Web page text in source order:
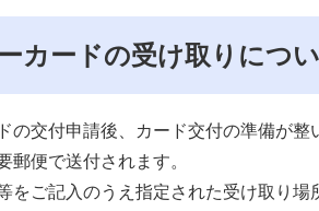
カードの受け取りにつ
の交付申請後、カード交付の準備が整
郵便で送付されます。
ご記入のうえ指定された受け取り場